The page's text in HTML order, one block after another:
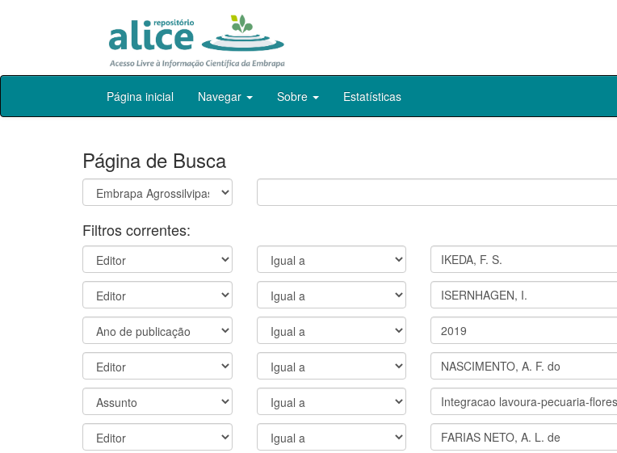
Skip
Página inicial Navegar Sobre Estatísticas
Página de Busca
Filtros correntes: